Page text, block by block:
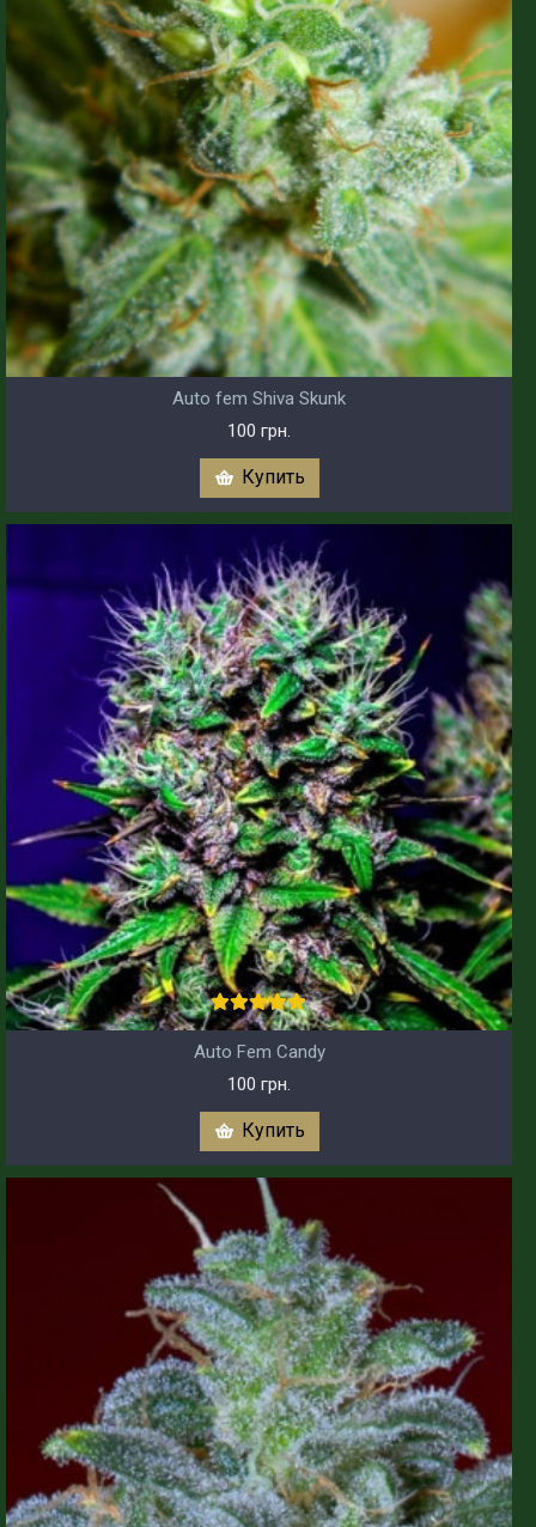
Auto fem Shiva Skunk
100 грн.
Купить
Auto Fem Candy
100 грн.
Купить